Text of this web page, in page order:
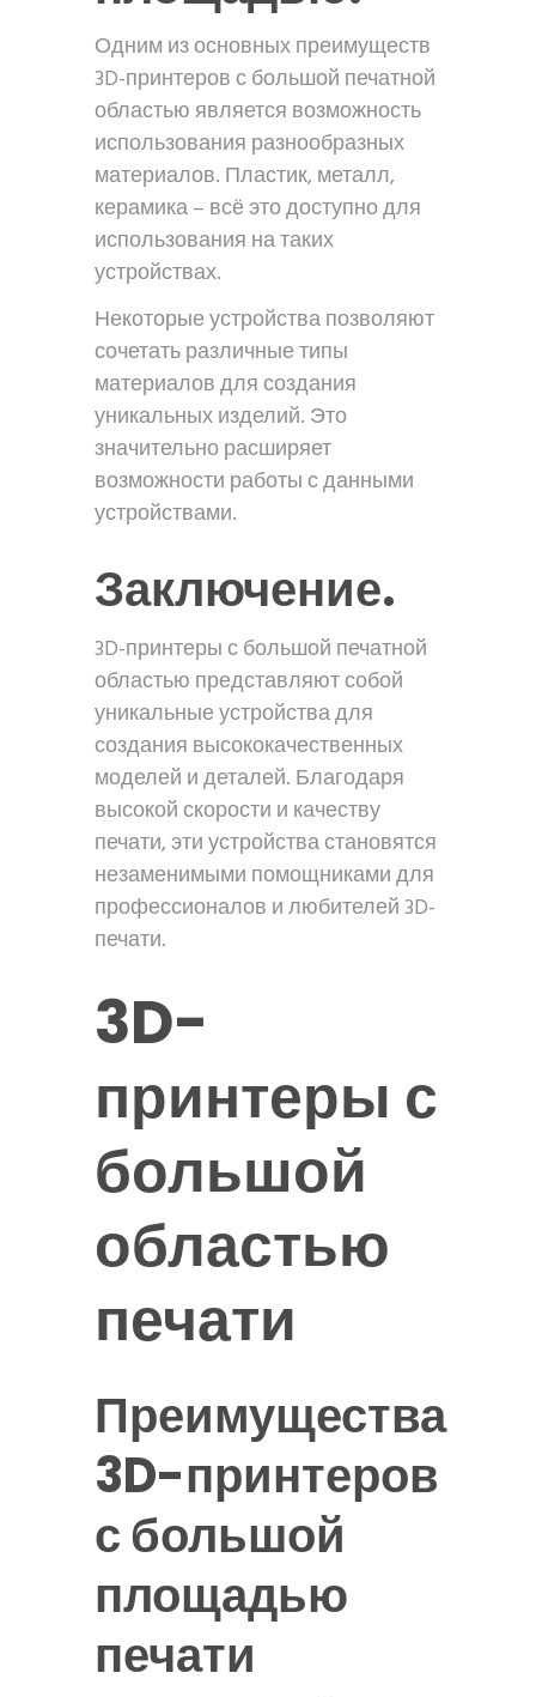
Одним из основных преимуществ
3D-принтеров с большой печатной
областью является возможность
использования разнообразных
материалов. Пластик, металл,
керамика – всё это доступно для
использования на таких
устройствах.
Некоторые устройства позволяют
сочетать различные типы
материалов для создания
уникальных изделий. Это
значительно расширяет
возможности работы с данными
устройствами.
Заключение.
3D-принтеры с большой печатной
областью представляют собой
уникальные устройства для
создания высококачественных
моделей и деталей. Благодаря
высокой скорости и качеству
печати, эти устройства становятся
незаменимыми помощниками для
профессионалов и любителей 3D-
печати.
3D-
принтеры с
большой
областью
печати
Преимущества
3D-принтеров
с большой
площадью
печати